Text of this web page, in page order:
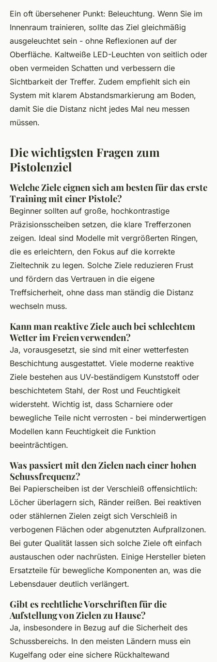
Ein oft übersehener Punkt: Beleuchtung. Wenn Sie im
Innenraum trainieren, sollte das Ziel gleichmäßig
ausgeleuchtet sein - ohne Reflexionen auf der
Oberfläche. Kaltweiße LED-Leuchten von seitlich oder
oben vermeiden Schatten und verbessern die
Sichtbarkeit der Treffer. Zudem empfiehlt sich ein
System mit klarem Abstandsmarkierung am Boden,
damit Sie die Distanz nicht jedes Mal neu messen
müssen.
Die wichtigsten Fragen zum
Pistolenziel
Welche Ziele eignen sich am besten für das erste
Training mit einer Pistole?
Beginner sollten auf große, hochkontrastige
Präzisionsscheiben setzen, die klare Trefferzonen
zeigen. Ideal sind Modelle mit vergrößerten Ringen,
die es erleichtern, den Fokus auf die korrekte
Zieltechnik zu legen. Solche Ziele reduzieren Frust
und fördern das Vertrauen in die eigene
Treffsicherheit, ohne dass man ständig die Distanz
wechseln muss.
Kann man reaktive Ziele auch bei schlechtem
Wetter im Freien verwenden?
Ja, vorausgesetzt, sie sind mit einer wetterfesten
Beschichtung ausgestattet. Viele moderne reaktive
Ziele bestehen aus UV-beständigem Kunststoff oder
beschichtetem Stahl, der Rost und Feuchtigkeit
widersteht. Wichtig ist, dass Scharniere oder
bewegliche Teile nicht verrosten - bei minderwertigen
Modellen kann Feuchtigkeit die Funktion
beeinträchtigen.
Was passiert mit den Zielen nach einer hohen
Schussfrequenz?
Bei Papierscheiben ist der Verschleiß offensichtlich:
Löcher überlagern sich, Ränder reißen. Bei reaktiven
oder stählernen Zielen zeigt sich Verschleiß in
verbogenen Flächen oder abgenutzten Aufprallzonen.
Bei guter Qualität lassen sich solche Ziele oft einfach
austauschen oder nachrüsten. Einige Hersteller bieten
Ersatzteile für bewegliche Komponenten an, was die
Lebensdauer deutlich verlängert.
Gibt es rechtliche Vorschriften für die
Aufstellung von Zielen zu Hause?
Ja, insbesondere in Bezug auf die Sicherheit des
Schussbereichs. In den meisten Ländern muss ein
Kugelfang oder eine sichere Rückhaltewand